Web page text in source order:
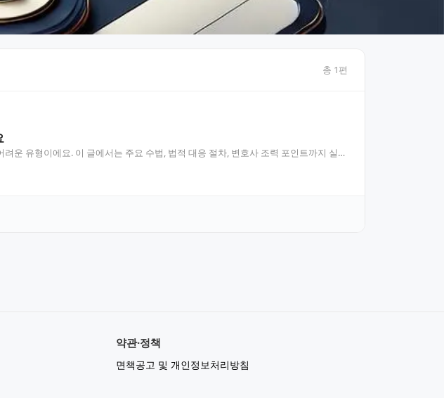
총 1편
운 유형이에요. 이 글에서는 주요 수법, 법적 대응 절차, 변호사 조력 포인트까지 실무
약관·정책
면책공고 및 개인정보처리방침